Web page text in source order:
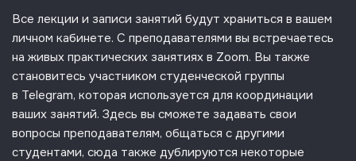
Все лекции и записи занятий будут храниться в вашем
личном кабинете. С преподавателями вы встречаетесь
на живых практических занятиях в Zoom. Вы также
становитесь участником студенческой группы
в Telegram, которая используется для координации
ваших занятий. Здесь вы сможете задавать свои
вопросы преподавателям, общаться с другими
студентами, сюда также дублируются некоторые